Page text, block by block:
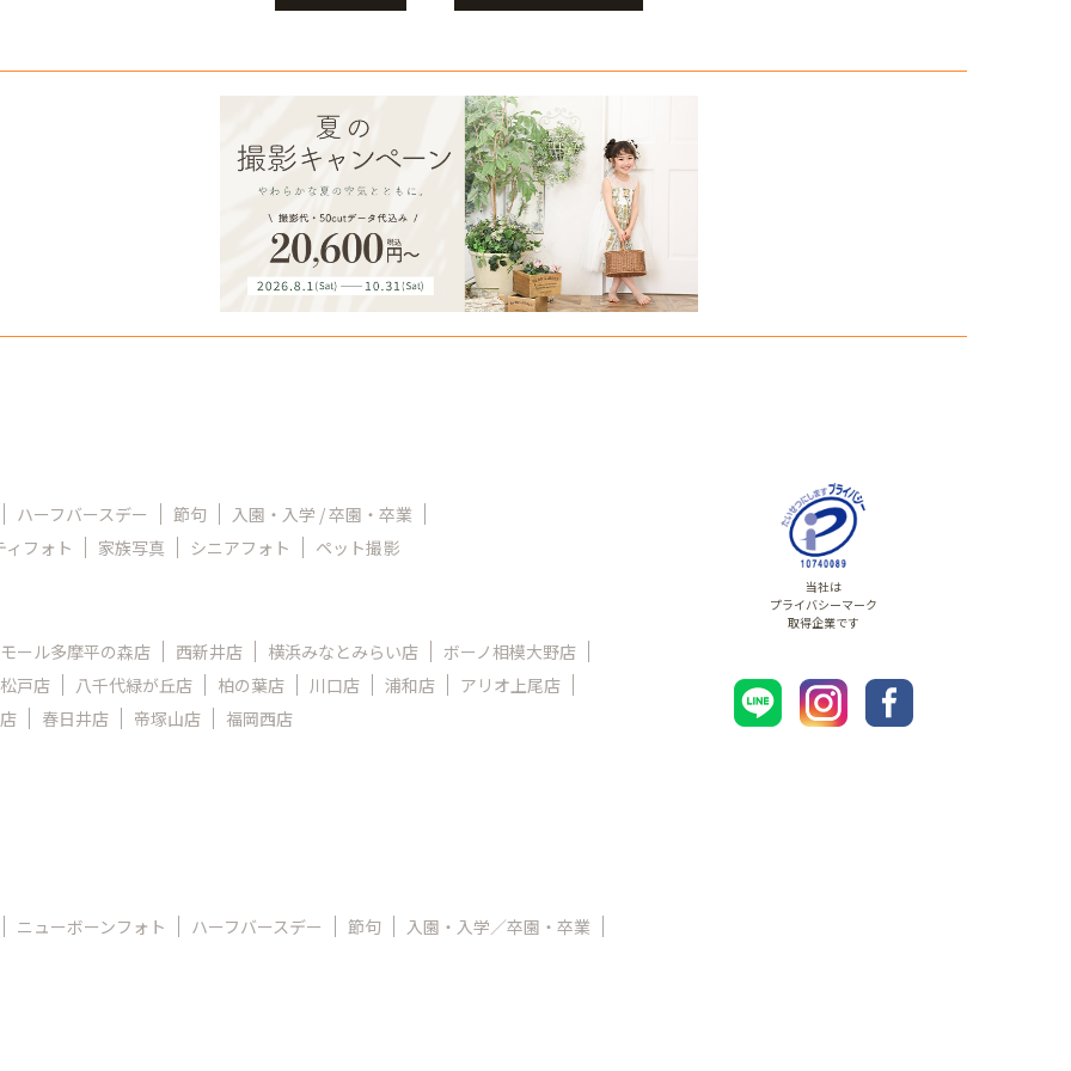
ハーフバースデー 節句
入園・入学 / 卒園・卒業
ィフォト
家族写真 シニアフォト ペット撮影
ール多摩平の森店 西新井店 横浜みなとみらい店
ボーノ相模大野店
戸店
八千代緑が丘店 柏の葉店 川口店 浦和店
アリオ上尾店
春日井店 帝塚山店 福岡西店
ニューボーンフォト ハーフバースデー 節句 入園・入学／卒園・卒業
当社は
プライバシーマーク
取得企業です